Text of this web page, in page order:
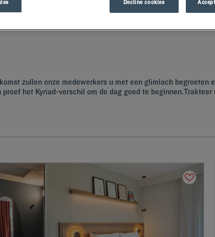
rijke geschiedenis heeft. Plan uw uitstappen vanuit uw Kyriad hotel.
zullen onze medewerkers u met een glimlach
het Kyriad-verschil om de dag goed te
Decline cookies